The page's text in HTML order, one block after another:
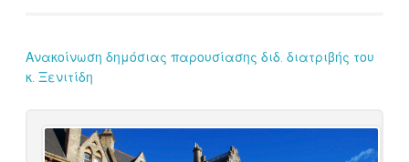
Ανακοίνωση δημόσιας παρουσίασης διδ. διατριβής του
κ. Ξενιτίδη